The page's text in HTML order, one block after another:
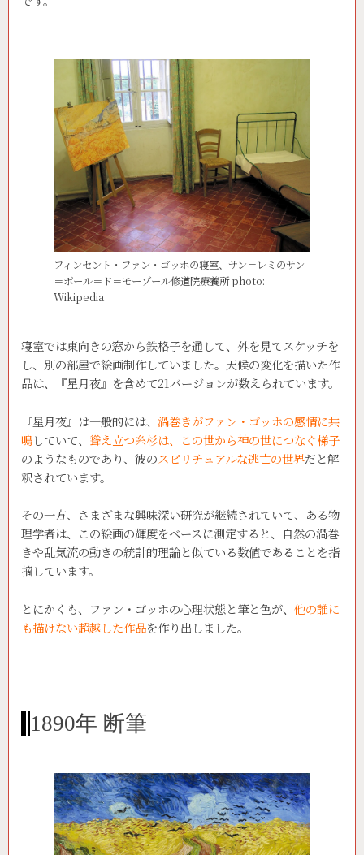
フィンセント・ファン・ゴッホの寝室、サン＝レミのサン
＝ポール＝ド＝モーゾール修道院療養所 photo:
Wikipedia
寝室では東向きの窓から鉄格子を通して、外を見てスケッチを
し、別の部屋で絵画制作していました。天候の変化を描いた作
品は、『星月夜』を含めて21バージョンが数えられています。
『星月夜』は一般的には、 渦巻きがファン・ゴッホの感情に共
鳴していて、 聳え立つ糸杉は、この世から神の世につなぐ梯子
のようなものであり、彼のスピリチュアルな逃亡の世界だと解
釈されています。
その一方、さまざまな興味深い研究が継続されていて、ある物
理学者は、この絵画の輝度をベースに測定すると、自然の渦巻
きや乱気流の動きの統計的理論と似ている数値であることを指
摘しています。
とにかくも、ファン・ゴッホの心理状態と筆と色が、 他の誰に
も描けない超越した作品を作り出しました。
1890年 断筆